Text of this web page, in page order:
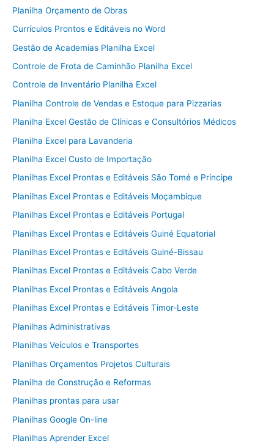
Planilha Orçamento de Obras
Currículos Prontos e Editáveis no Word
Gestão de Academias Planilha Excel
Controle de Frota de Caminhão Planilha Excel
Controle de Inventário Planilha Excel
Planilha Controle de Vendas e Estoque para Pizzarias
Planilha Excel Gestão de Clínicas e Consultórios Médicos
Planilha Excel para Lavanderia
Planilha Excel Custo de Importação
Planilhas Excel Prontas e Editáveis São Tomé e Príncipe
Planilhas Excel Prontas e Editáveis Moçambique
Planilhas Excel Prontas e Editáveis Portugal
Planilhas Excel Prontas e Editáveis Guiné Equatorial
Planilhas Excel Prontas e Editáveis Guiné-Bissau
Planilhas Excel Prontas e Editáveis Cabo Verde
Planilhas Excel Prontas e Editáveis Angola
Planilhas Excel Prontas e Editáveis Timor-Leste
Planilhas Administrativas
Planilhas Veículos e Transportes
Planilhas Orçamentos Projetos Culturais
Planilha de Construção e Reformas
Planilhas prontas para usar
Planilhas Google On-line
Planilhas Aprender Excel